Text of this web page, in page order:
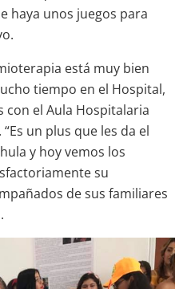
haya unos juegos para
está muy bien
tiempo en el Hospital,
con el Aula Hospitalaria
un plus que les da el
y hoy vemos los
su
de sus familiares